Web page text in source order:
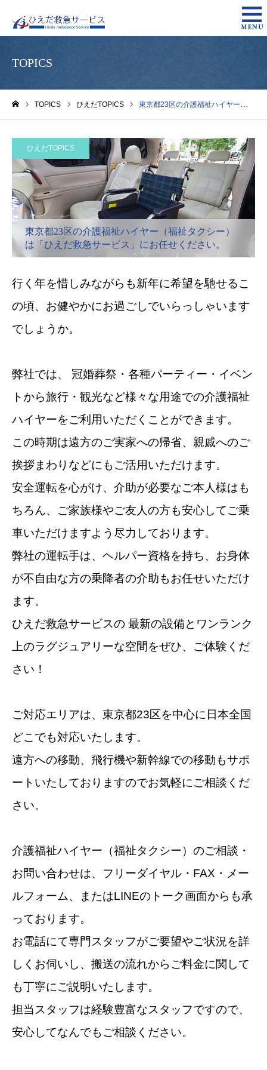
TOPICS
TOPICS ひえだTOPICS 東京都23区の介護福祉ハイヤー（福祉タクシー）は「ひえだ救急サービス」にお任せください。
ひえだTOPICS
東京都23区の介護福祉ハイヤー（福祉タクシー）
は「ひえだ救急サービス」にお任せください。
行く年を惜しみながらも新年に希望を馳せるこ
の頃、お健やかにお過ごしでいらっしゃいます
でしょうか。
弊社では、 冠婚葬祭・各種パーティー・イベン
トから旅行・観光など様々な用途での介護福祉
ハイヤーをご利用いただくことができます。
この時期は遠方のご実家への帰省、親戚へのご
挨拶まわりなどにもご活用いただけます。
安全運転を心がけ、介助が必要なご本人様はも
ちろん、ご家族様やご友人の方も安心してご乗
車いただけますよう尽力しております。
弊社の運転手は、ヘルパー資格を持ち、お身体
が不自由な方の乗降者の介助もお任せいただけ
ます。
ひえだ救急サービスの 最新の設備とワンランク
上のラグジュアリーな空間をぜひ、ご体験くだ
さい！
ご対応エリアは、東京都23区を中心に日本全国
どこでも対応いたします。
遠方への移動、飛行機や新幹線での移動もサポ
ートいたしておりますのでお気軽にご相談くだ
さい。
介護福祉ハイヤー（福祉タクシー）のご相談・
お問い合わせは、フリーダイヤル・FAX・メー
ルフォーム、またはLINEのトーク画面からも承
っております。
お電話にて専門スタッフがご要望やご状況を詳
しくお伺いし、搬送の流れからご料金に関して
も丁寧にご説明いたします。
担当スタッフは経験豊富なスタッフですので、
安心してなんでもご相談ください。